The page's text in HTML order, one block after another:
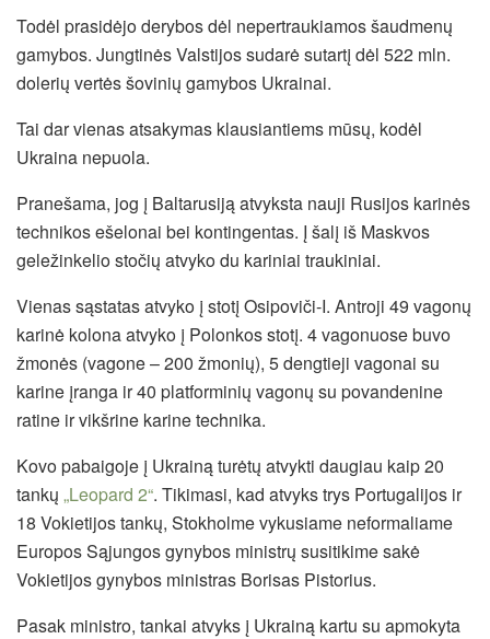
Todėl prasidėjo derybos dėl nepertraukiamos šaudmenų
gamybos. Jungtinės Valstijos sudarė sutartį dėl 522 mln.
dolerių vertės šovinių gamybos Ukrainai.
Tai dar vienas atsakymas klausiantiems mūsų, kodėl
Ukraina nepuola.
Pranešama, jog į Baltarusiją atvyksta nauji Rusijos karinės
technikos ešelonai bei kontingentas. Į šalį iš Maskvos
geležinkelio stočių atvyko du kariniai traukiniai.
Vienas sąstatas atvyko į stotį Osipoviči-I. Antroji 49 vagonų
karinė kolona atvyko į Polonkos stotį. 4 vagonuose buvo
žmonės (vagone – 200 žmonių), 5 dengtieji vagonai su
karine įranga ir 40 platforminių vagonų su povandenine
ratine ir vikšrine karine technika.
Kovo pabaigoje į Ukrainą turėtų atvykti daugiau kaip 20
tankų „Leopard 2“. Tikimasi, kad atvyks trys Portugalijos ir
18 Vokietijos tankų, Stokholme vykusiame neformaliame
Europos Sąjungos gynybos ministrų susitikime sakė
Vokietijos gynybos ministras Borisas Pistorius.
Pasak ministro, tankai atvyks į Ukrainą kartu su apmokyta